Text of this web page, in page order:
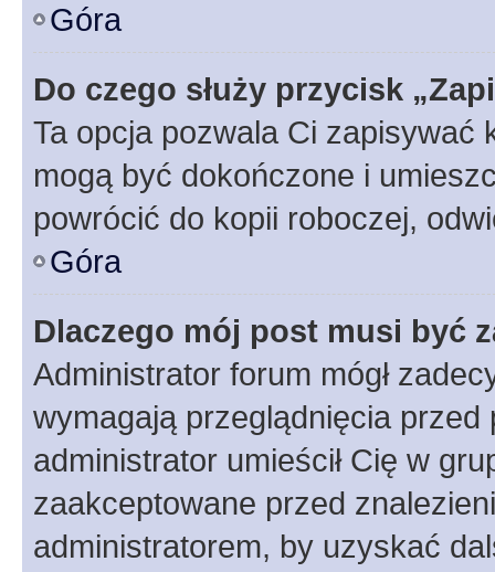
Góra
Do czego służy przycisk
Ta opcja pozwala Ci zapisywać
mogą być dokończone i
powrócić do kopii roboczej,
Góra
Dlaczego mój post musi być
Administrator forum mógł
wymagają przeglądnięcia
administrator umieścił Cię w
zaakceptowane przed
administratorem, by uzyskać